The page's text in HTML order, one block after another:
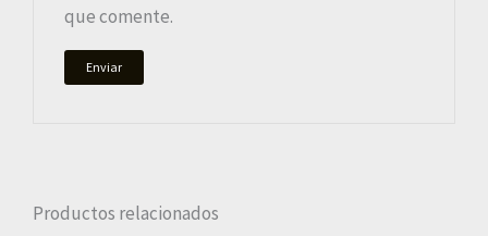
que comente.
Productos relacionados